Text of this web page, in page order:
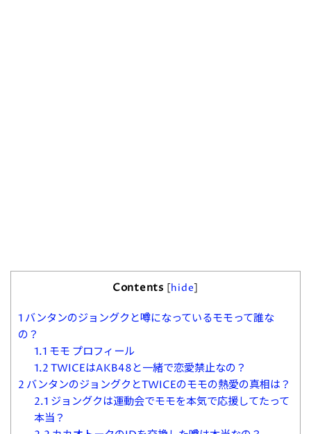
Contents hide
1 バンタンのジョングクと噂になっているモモって誰な
の？
1.1 モモ プロフィール
1.2TWICEはAKB48と一緒で恋愛禁止なの？
2 バンタンのジョングクとTWICEのモモの熱愛の真相は？
2.1 ジョングクは運動会でモモを本気で応援してたって
本当？